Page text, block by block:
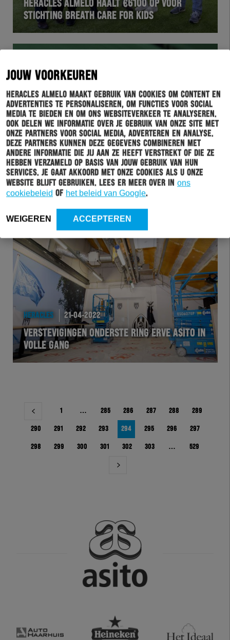
JOUW VOORKEUREN
Heracles Almelo maakt gebruik van cookies om content en
advertenties te personaliseren, om functies voor social
media te bieden en om ons websiteverkeer te analyseren.
Ook delen we informatie over je gebruik van onze site met
onze partners voor social media, adverteren en analyse.
Deze partners kunnen deze gegevens combineren met
andere informatie die jij aan ze heeft verstrekt of die ze
hebben verzameld op basis van jouw gebruik van hun
services. Je gaat akkoord met onze cookies als u onze
website blijft gebruiken. Lees er meer over in ons
cookiebeleid of het beleid van Google.
WEIGEREN ACCEPTEREN
HERACLES ALMELO HAALT €6100 OP VOOR
STICHTING BREATH CARE FOR KIDS
HERACLES 21-04-2022
DE HISTORIE VAN FC GRONINGEN – HERACLES
ALMELO
HERACLES 21-04-2022
VERSTEVIGINGEN ONDERSTE RING ERVE ASITO IN
VOLLE GANG
Berichtnavigatie
1 … 285 286 287 288 289
290 291 292 293 294 295 296 297
298 299 300 301 302 303 … 529